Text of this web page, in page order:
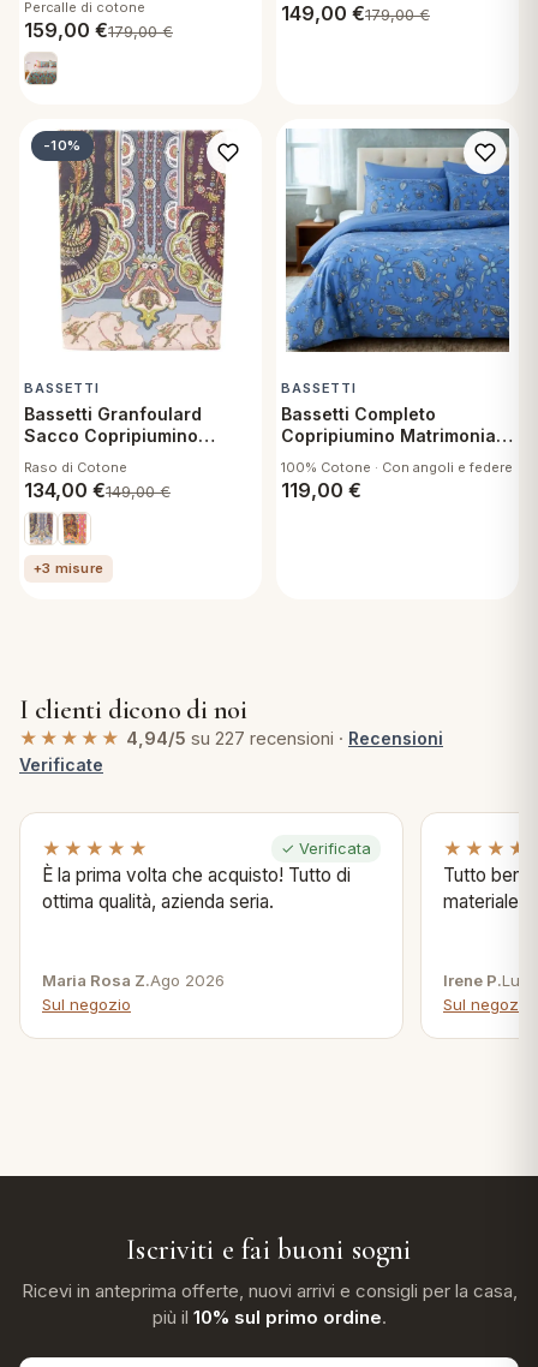
Percalle Rapallo T1
Percalle di cotone
159,00 €179,00€
Mira R1
149,00 €179,00€
-10%
BASSETTI
Bassetti Granfoulard
Sacco Copripiumino
Piazza dei Normanni P1
Raso di Cotone
134,00 €149,00€
+3 misure
BASSETTI
Bassetti Completo
Copripiumino Matrimoniale
100% Cotone · Con angoli e federe
119,00 €
I clienti dicono di noi
★★★★★ 4,94/5 su 227 recensioni · Recensioni
Verificate
★★★★★ ✓ Verificata
È la prima volta che acquisto! Tutto di
ottima qualità, azienda seria.
Maria Rosa Z.Ago 2026
Sul negozio
Tutto bene
materiale .
Irene P.Lug
Sul negozio
Iscriviti e fai buoni sogni
Ricevi in anteprima offerte, nuovi arrivi e consigli per la casa,
più il 10% sul primo ordine.